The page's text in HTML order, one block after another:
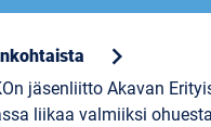
chevron_right
jäsenliitto Akavan
liikaa valmiiksi ohuesta